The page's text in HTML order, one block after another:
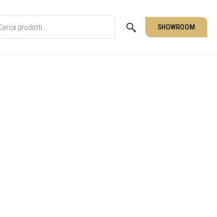
SHOWROOM